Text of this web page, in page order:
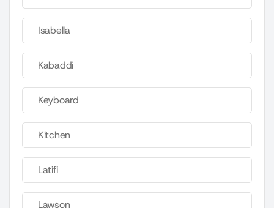
Isabella
Kabaddi
Keyboard
Kitchen
Latifi
Lawson